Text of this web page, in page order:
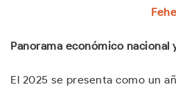
Panorama económico nacional
El 2025 se presenta como un